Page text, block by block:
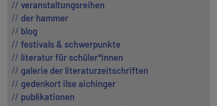
veranstaltungsreihen
der hammer
blog
festivals & schwerpunkte
literatur für schüler*innen
galerie der literaturzeitschriften
gedenkort ilse aichinger
publikationen